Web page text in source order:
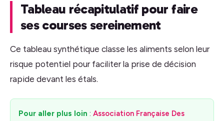
Tableau récapitulatif pour faire
ses courses sereinement
Ce tableau synthétique classe les aliments selon leur
risque potentiel pour faciliter la prise de décision
rapide devant les étals.
Pour aller plus loin : Association Française Des